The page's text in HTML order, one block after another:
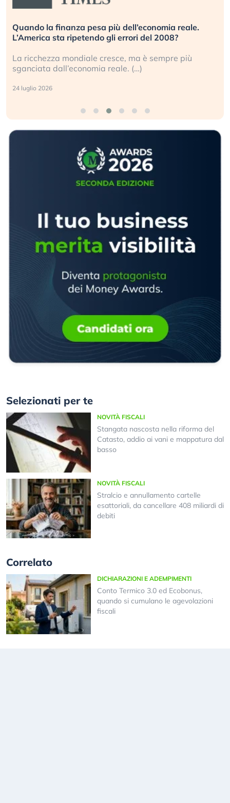
Quando la finanza pesa più dell’economia reale.
L’America sta ripetendo gli errori del 2008?
La ricchezza mondiale cresce, ma è sempre più
sganciata dall’economia reale. (…)
24 luglio 2026
Selezionati per te
NOVITÀ FISCALI
Stangata nascosta nella riforma del
Catasto, addio ai vani e mappatura dal
basso
NOVITÀ FISCALI
Stralcio e annullamento cartelle
esattoriali, da cancellare 408 miliardi di
debiti
Correlato
DICHIARAZIONI E ADEMPIMENTI
Conto Termico 3.0 ed Ecobonus,
quando si cumulano le agevolazioni
fiscali